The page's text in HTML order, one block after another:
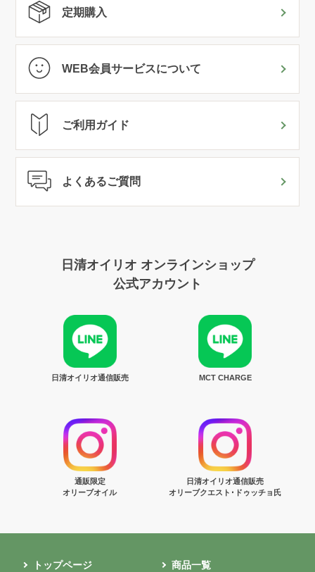
定期購入
WEB会員サービスについて
ご利用ガイド
よくあるご質問
日清オイリオ オンラインショップ
公式アカウント
日清オイリオ通信販売 MCT CHARGE
通販限定
オリーブオイル
日清オイリオ通信販売
オリーブクエスト･ドゥッチョ氏
トップページ 商品一覧